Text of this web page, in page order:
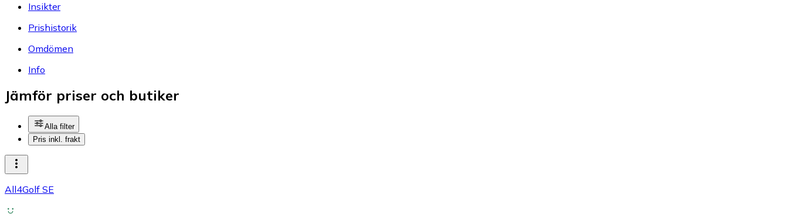
Insikter
Prishistorik
Omdömen
Info
Jämför priser och butiker
Alla filter
Pris inkl. frakt
All4Golf SE